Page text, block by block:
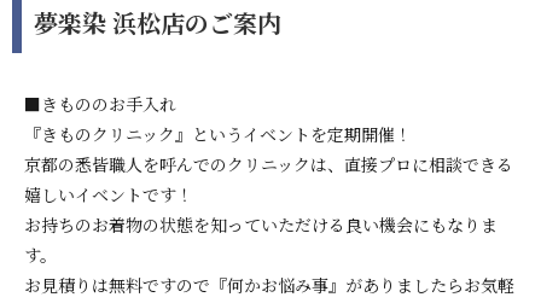
夢楽染 浜松店のご案内
■きもののお手入れ
『きものクリニック』というイベントを定期開催！
京都の悉皆職人を呼んでのクリニックは、直接プロに相談できる
嬉しいイベントです！
お持ちのお着物の状態を知っていただける良い機会にもなりま
す。
お見積りは無料ですので『何かお悩み事』がありましたらお気軽